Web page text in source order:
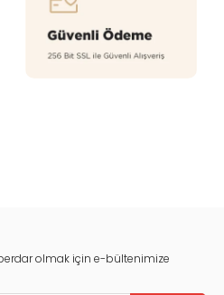
olmak için e-bültenimize